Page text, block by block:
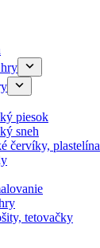
piesok
sneh
červíky, plastelína
tetovačky